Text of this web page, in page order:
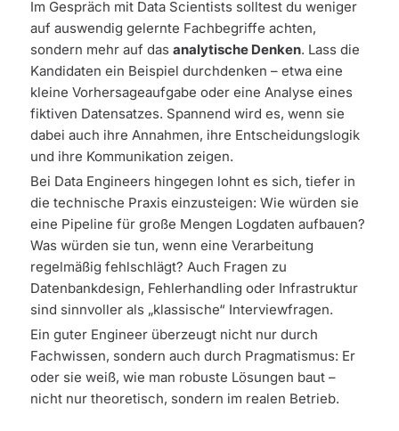
Im Gespräch mit Data Scientists solltest du weniger
auf auswendig gelernte Fachbegriffe achten,
sondern mehr auf dasanalytische Denken. Lass die
Kandidaten ein Beispiel durchdenken – etwa eine
kleine Vorhersageaufgabe oder eine Analyse eines
fiktiven Datensatzes. Spannend wird es, wenn sie
dabei auch ihre Annahmen, ihre Entscheidungslogik
und ihre Kommunikation zeigen.
Bei Data Engineers hingegen lohnt es sich, tiefer in
die technische Praxis einzusteigen: Wie würden sie
eine Pipeline für große Mengen Logdaten aufbauen?
Was würden sie tun, wenn eine Verarbeitung
regelmäßig fehlschlägt? Auch Fragen zu
Datenbankdesign, Fehlerhandling oder Infrastruktur
sind sinnvoller als „klassische“ Interviewfragen.
Ein guter Engineer überzeugt nicht nur durch
Fachwissen, sondern auch durch Pragmatismus: Er
oder sie weiß, wie man robuste Lösungen baut –
nicht nur theoretisch, sondern im realen Betrieb.